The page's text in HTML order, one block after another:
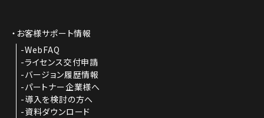
お客様サポート情報
WebFAQ
ライセンス交付申請
バージョン履歴情報
パートナー企業様へ
導入を検討の方へ
資料ダウンロード